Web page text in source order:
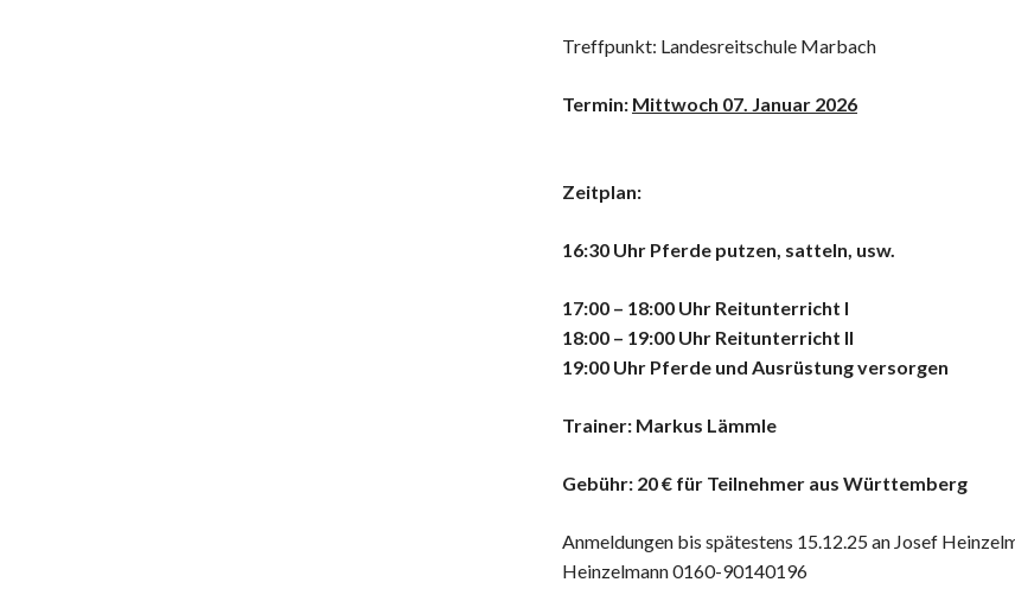
Treffpunkt: Landesreitschule Marbach
Termin: Mittwoch 07. Januar 2026
Zeitplan:
16:30 Uhr Pferde putzen, satteln, usw.
17:00 – 18:00 Uhr Reitunterricht I
18:00 – 19:00 Uhr Reitunterricht II
19:00 Uhr Pferde und Ausrüstung versorgen
Trainer: Markus Lämmle
Gebühr: 20 € für Teilnehmer aus Württemberg
Anmeldungen bis spätestens 15.12.25 an Josef
Heinzelmann 0160-90140196